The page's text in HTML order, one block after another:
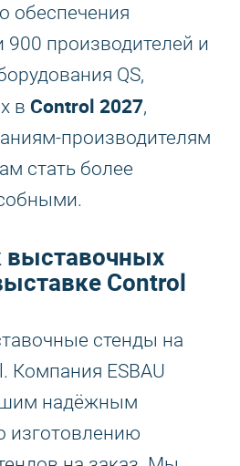
обеспечения
900 производителей и
QS,
в Control 2027,
производителям
стать более
выставочных
Control
стенды на
Компания ESBAU
надёжным
изготовлению